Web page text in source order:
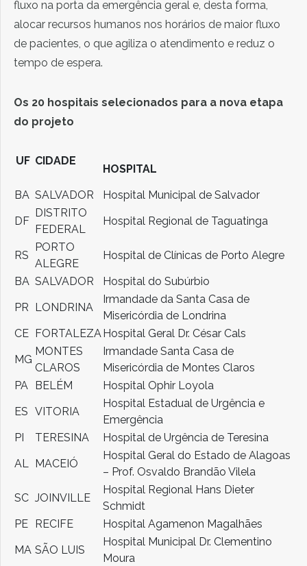
fluxo na porta da emergência geral e, desta forma,
alocar recursos humanos nos horários de maior fluxo
de pacientes, o que agiliza o atendimento e reduz o
tempo de espera.
Os 20 hospitais selecionados para a nova etapa
do projeto
UF CIDADE
HOSPITAL
BA SALVADOR
Hospital Municipal de Salvador
DF
DISTRITO
FEDERAL
Hospital Regional de Taguatinga
RS
PORTO
ALEGRE
Hospital de Clínicas de Porto Alegre
BA SALVADOR
Hospital do Subúrbio
PR
LONDRINA
Irmandade da Santa Casa de
Misericórdia de Londrina
CE
FORTALEZA Hospital Geral Dr. César Cals
MG
MONTES
CLAROS
Irmandade Santa Casa de
Misericórdia de Montes Claros
PA
BELÉM
Hospital Ophir Loyola
ES VITORIA
Hospital Estadual de Urgência e
Emergência
PI
TERESINA
Hospital de Urgência de Teresina
AL
MACEIÓ
Hospital Geral do Estado de Alagoas
– Prof. Osvaldo Brandão Vilela
SC JOINVILLE
Hospital Regional Hans Dieter
Schmidt
PE
RECIFE
Hospital Agamenon Magalhães
MA SÃO LUIS
Hospital Municipal Dr. Clementino
Moura